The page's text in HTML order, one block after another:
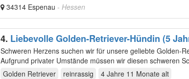
34314 Espenau - Hessen
4. Liebevolle Golden-Retriever-Hündin (5
Schweren Herzens suchen wir für unsere geliebte Golden-
Aufgrund privater Umstände müssen wir diesen schweren
Menschen, die ihr…
Golden Retriever reinrassig 4 Jahre 11 Monate alt